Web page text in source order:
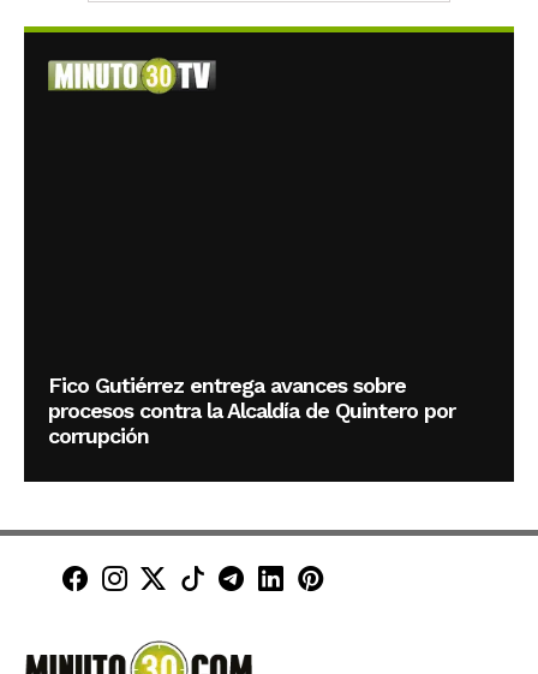
Fico Gutiérrez entrega avances sobre
procesos contra la Alcaldía de Quintero por
corrupción
Minuto30 en Facebook
Minuto30 en Instagram
Minuto30 en X (Twitter)
Minuto30 en TikTok
Canal de Minuto30 en
Minuto30 en LinkedIn
Minuto30 en